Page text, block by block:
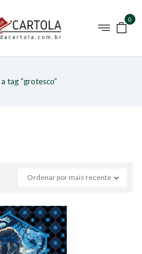
0
tag “grotesco”
Ordenar por mais recente